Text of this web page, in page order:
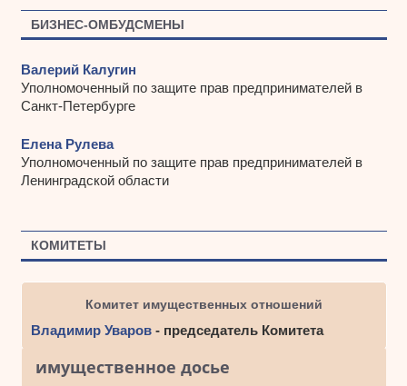
БИЗНЕС-ОМБУДСМЕНЫ
Валерий Калугин
Уполномоченный по защите прав предпринимателей в
Санкт-Петербурге
Елена Рулева
Уполномоченный по защите прав предпринимателей в
Ленинградской области
КОМИТЕТЫ
Комитет имущественных отношений
Владимир Уваров- председатель Комитета
имущественное досье